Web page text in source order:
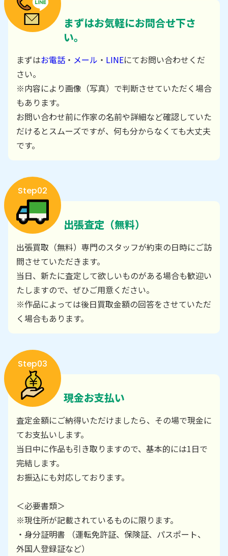
まずはお気軽にお問合せ下さ
い。
まずはお電話 ・ メール ・ LINEにてお問い合わせくだ
さい。
※内容により画像（写真）で判断させていただく場合
もあります。
お問い合わせ前に作家の名前や詳細など確認していた
だけるとスムーズですが、何も分からなくても大丈夫
です。
Step02
出張査定（無料）
出張買取（無料）専門のスタッフが約束の日時にご訪
問させていただきます。
当日、新たに査定して欲しいものがある場合も歓迎い
たしますので、ぜひご用意ください。
※作品によっては後日買取金額の回答をさせていただ
く場合もあります。
Step03
現金お支払い
査定金額にご納得いただけましたら、その場で現金に
てお支払いします。
当日中に作品も引き取りますので、基本的には1日で
完結します。
お振込にも対応しております。
＜必要書類＞
※現住所が記載されているものに限ります。
・身分証明書 （運転免許証、保険証、パスポート、
外国人登録証など）